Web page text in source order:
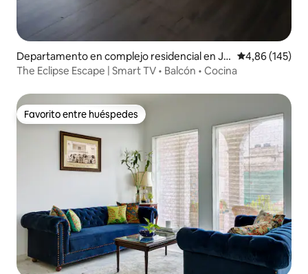
Departamento en complejo residencial en Jai
pur
Calificación
4,86 (145)
The Eclipse Escape | Smart TV • Balcón • Cocina
Favorito entre huéspedes
Favorito entre huéspedes